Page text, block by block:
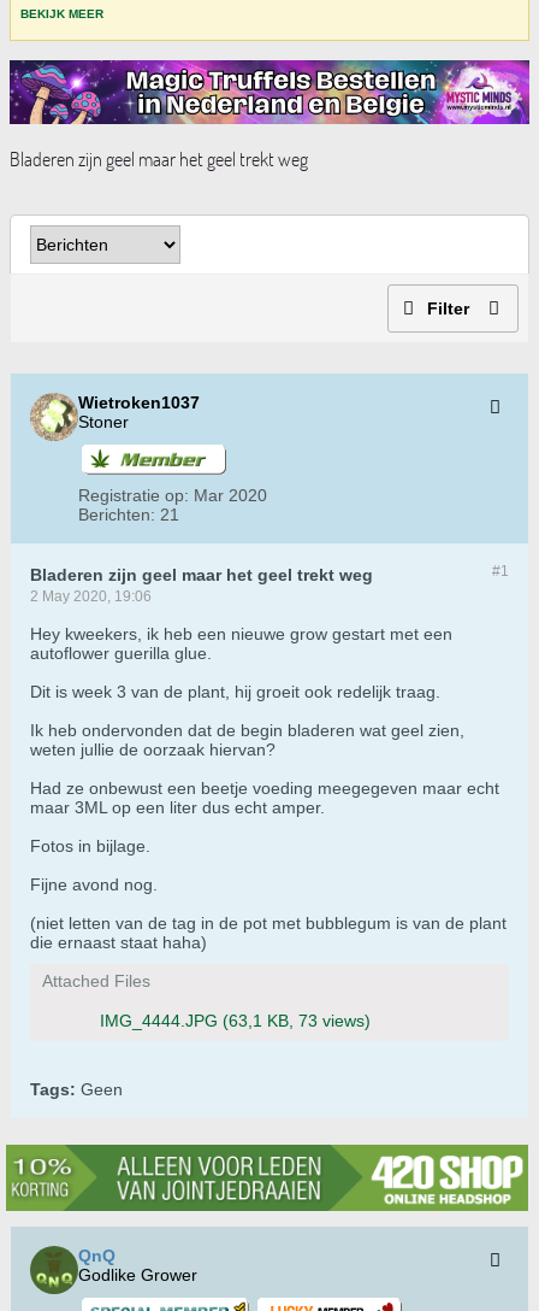
BEKIJK MEER
Bladeren zijn geel maar het geel trekt weg
Filter
Wietroken1037
Stoner
Registratie op: Mar 2020
Berichten: 21
#1
Bladeren zijn geel maar het geel trekt weg
2 May 2020, 19:06
Hey kweekers, ik heb een nieuwe grow gestart met een
autoflower guerilla glue.
Dit is week 3 van de plant, hij groeit ook redelijk traag.
Ik heb ondervonden dat de begin bladeren wat geel zien,
weten jullie de oorzaak hiervan?
Had ze onbewust een beetje voeding meegegeven maar echt
maar 3ML op een liter dus echt amper.
Fotos in bijlage.
Fijne avond nog.
(niet letten van de tag in de pot met bubblegum is van de plant
die ernaast staat haha)
Attached Files
IMG_4444.JPG (63,1 KB, 73 views)
Tags: Geen
QnQ
Godlike Grower